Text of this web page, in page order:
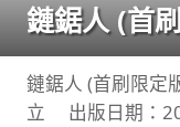
鏈鋸人 (首
鏈鋸人 (首刷限
立 出版日期：